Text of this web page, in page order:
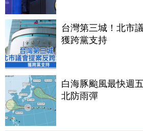
台灣第三城！北市
獲跨黨支持
白海豚颱風最快週
北防雨彈